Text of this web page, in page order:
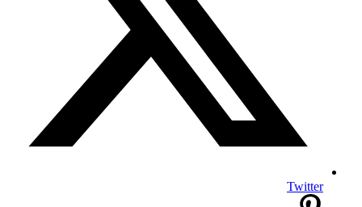
Twitter